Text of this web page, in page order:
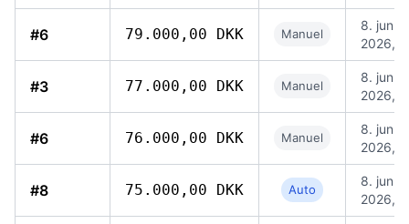
#6 79.000,00 DKK Manuel
8. jun.
2026,
#3 77.000,00 DKK Manuel
8. jun.
2026,
#6 76.000,00 DKK Manuel
8. jun.
2026,
#8 75.000,00 DKK Auto
8. jun.
2026,